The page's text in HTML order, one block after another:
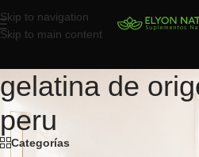
Skip to navigation
Skip to main content
gelatina de
peru
Categorías